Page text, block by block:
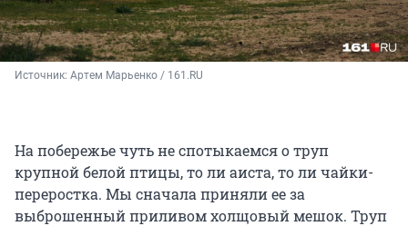
Источник: Артем Марьенко / 161.RU
На побережье чуть не спотыкаемся о труп
крупной белой птицы, то ли аиста, то ли чайки-
переростка. Мы сначала приняли ее за
выброшенный приливом холщовый мешок. Труп